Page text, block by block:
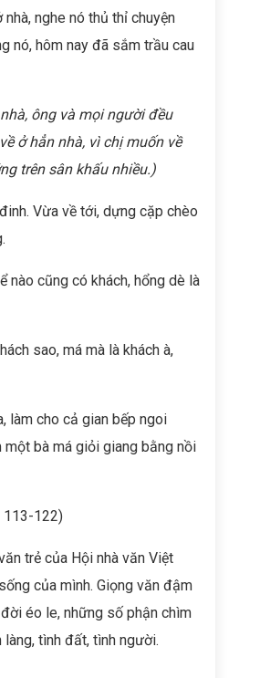
nghe nó thủ thỉ chuyện
nó, hôm nay đã sắm trầu cau
ông và mọi người đều
ở hẳn nhà, vì chị muốn về
trên sân khấu nhiều.)
Vừa về tới, dựng cặp chèo
nào cũng có khách, hổng dè là
sao, má mà là khách à,
làm cho cả gian bếp ngoi
bà má giỏi giang bằng nồi
113-122)
trẻ của Hội nhà văn Việt
của mình. Giọng văn đậm
éo le, những số phận chìm
tình đất, tình người.